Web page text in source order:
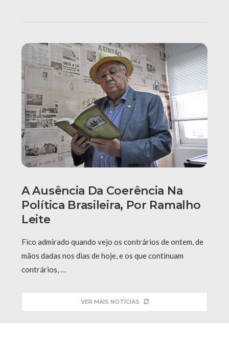
A Ausência Da Coerência Na
Política Brasileira, Por Ramalho
Leite
Fico admirado quando vejo os contrários de ontem, de
mãos dadas nos dias de hoje, e os que continuam
contrários, …
VER MAIS NOTÍCIAS